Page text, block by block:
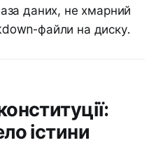
даних, не хмарний
файли на диску.
істини